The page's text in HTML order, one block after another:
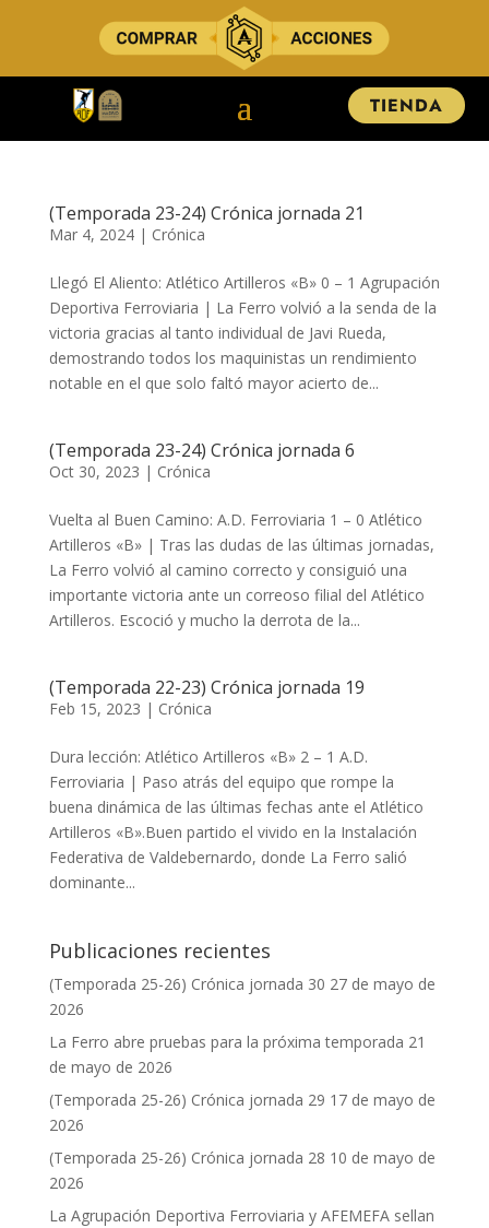
TIENDA
(Temporada 23-24) Crónica jornada 21
Mar 4, 2024| Crónica
Llegó El Aliento: Atlético Artilleros «B» 0 – 1 Agrupación
Deportiva Ferroviaria |​​​ La Ferro volvió a la senda de la
victoria gracias al tanto individual de Javi Rueda,
demostrando todos los maquinistas un rendimiento
notable en el que solo faltó mayor acierto de...
(Temporada 23-24) Crónica jornada 6
Oct 30, 2023 | Crónica
Vuelta al Buen Camino: A.D. Ferroviaria 1 – 0 Atlético
Artilleros «B» |​​ Tras las dudas de las últimas jornadas,
La Ferro volvió al camino correcto y consiguió una
importante victoria ante un correoso filial del Atlético
Artilleros. Escoció y mucho la derrota de la...
(Temporada 22-23) Crónica jornada 19
Feb 15, 2023 | Crónica
Dura lección: Atlético Artilleros «B» 2 – 1 A.D.
Ferroviaria |​ Paso atrás del equipo que rompe la
buena dinámica de las últimas fechas ante el Atlético
Artilleros «B».Buen partido el vivido en la Instalación
Federativa de Valdebernardo, donde La Ferro salió
dominante...
Publicaciones recientes
(Temporada 25-26) Crónica jornada 30 27 de mayo de
2026
La Ferro abre pruebas para la próxima temporada 21
de mayo de 2026
(Temporada 25-26) Crónica jornada 29 17 de mayo de
2026
(Temporada 25-26) Crónica jornada 28 10 de mayo de
2026
La Agrupación Deportiva Ferroviaria y AFEMEFA sellan